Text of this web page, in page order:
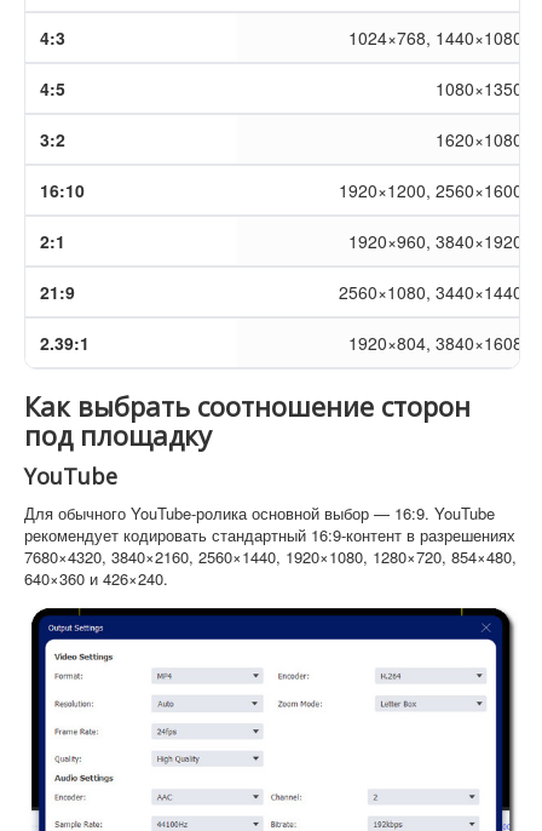
4:3 1024×768, 1440×1080
4:5 1080×1350
3:2 1620×1080
16:10 1920×1200, 2560×1600
2:1 1920×960, 3840×1920
21:9 2560×1080, 3440×1440
2.39:1 1920×804, 3840×1608
Как выбрать соотношение сторон
под площадку
YouTube
Для обычного YouTube-ролика основной выбор — 16:9. YouTube
рекомендует кодировать стандартный 16:9-контент в разрешениях
7680×4320, 3840×2160, 2560×1440, 1920×1080, 1280×720, 854×480,
640×360 и 426×240.